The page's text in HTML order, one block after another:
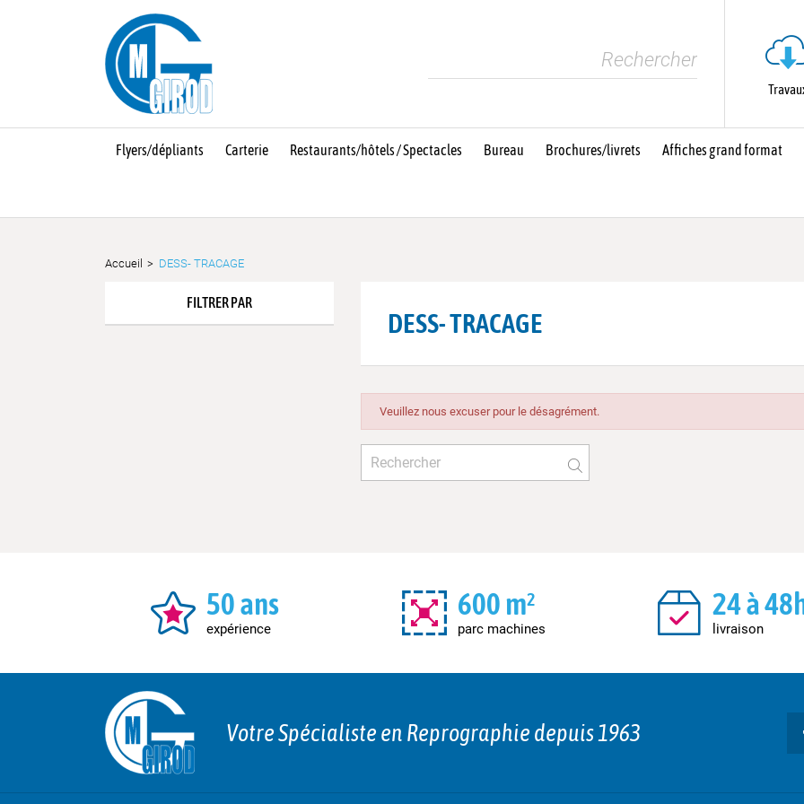
Flyers/dépliants Carterie Restaurants/hôtels / Spectacles Bureau Brochures/livrets Affiches grand format
Accueil DESS- TRACAGE
FILTRER PAR
DESS- TRACAGE
Veuillez nous excuser pour le désagrément.
50 ans
expérience
600 m²
parc machines
24 à
livraison
Votre Spécialiste en Reprographie depuis 1963